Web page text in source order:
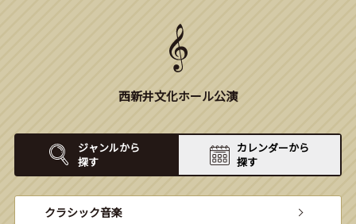
西新井文化ホール公演
ジャンルから
探す
カレンダーから
探す
クラシック音楽